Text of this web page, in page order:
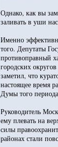
Однако, как вы
заливать в уши
Именно
того. Депутаты
противоправный
городских
заметил, что
настоящее время
Думы того
Руководитель
ему плевать на
силы
районах стали